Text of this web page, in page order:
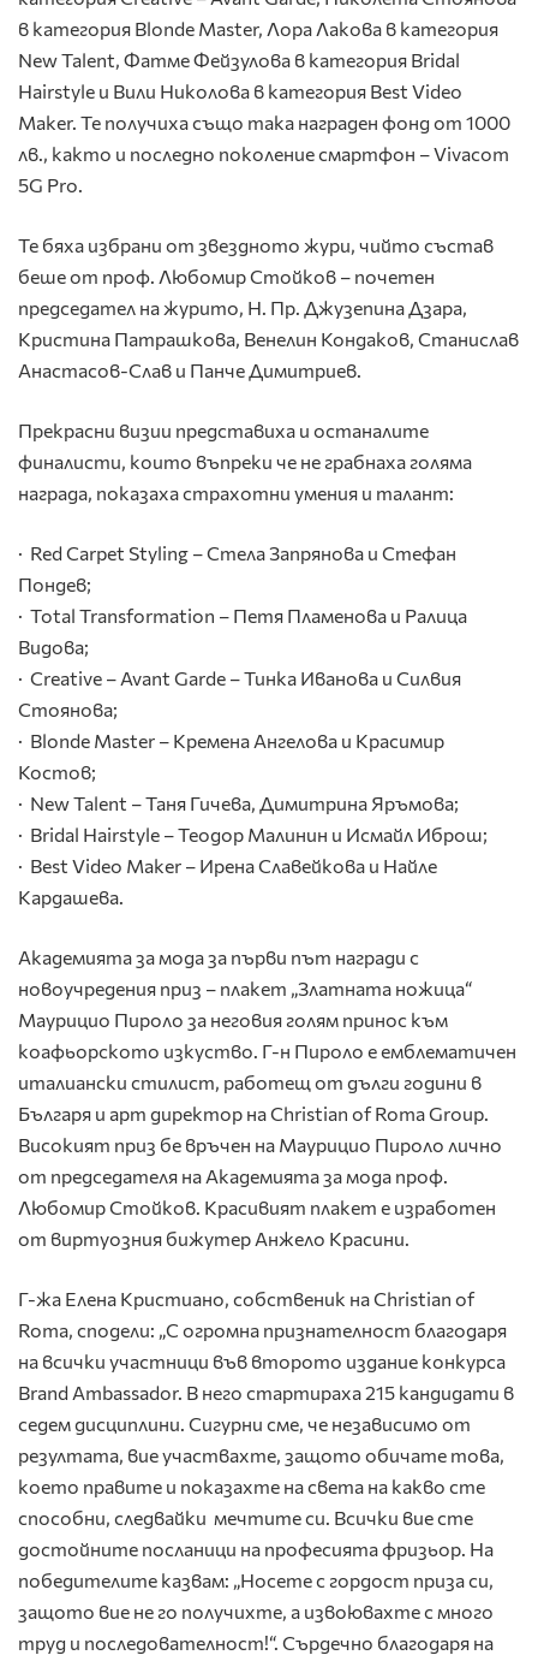
в категория Blonde Master, Лора Лакова в категория
New Talent, Фатме Фейзулова в категория Bridal
Hairstyle и Вили Николова в категория Best Video
Maker. Те получиха също така награден фонд от 1000
лв., както и последно поколение смартфон – Vivacom
5G Pro.
Те бяха избрани от звездното жури, чийто състав
беше от проф. Любомир Стойков – почетен
председател на журито, Н. Пр. Джузепина Дзара,
Кристина Патрашкова, Венелин Кондаков, Станислав
Анастасов-Слав и Панче Димитриев.
Прекрасни визии представиха и останалите
финалисти, които въпреки че не грабнаха голяма
награда, показаха страхотни умения и талант:
· Red Carpet Styling – Стела Запрянова и Стефан
Пондев;
· Total Transformation – Петя Пламенова и Ралица
Видова;
· Creative – Avant Garde – Тинка Иванова и Силвия
Стоянова;
· Blonde Master – Кремена Ангелова и Красимир
Костов;
· New Talent – Таня Гичева, Димитрина Яръмова;
· Bridal Hairstyle – Теодор Малинин и Исмайл Иброш;
· Best Video Maker – Ирена Славейкова и Найле
Кардашева.
Академията за мода за първи път награди с
новоучредения приз – плакет „Златната ножица“
Маурицио Пироло за неговия голям принос към
коафьорското изкуство. Г-н Пироло е емблематичен
италиански стилист, работещ от дълги години в
Българя и арт директор на Christian of Roma Group.
Високият приз бе връчен на Маурицио Пироло лично
от председателя на Академията за мода проф.
Любомир Стойков. Красивият плакет е изработен
от виртуозния бижутер Анжело Красини.
Г-жа Елена Кристиано, собственик на Christian of
Roma, сподели: „С огромна признателност благодаря
на всички участници във второто издание конкурса
Brand Ambassador. В него стартираха 215 кандидати в
седем дисциплини. Сигурни сме, че независимо от
резултата, вие участвахте, защото обичате това,
което правите и показахте на света на какво сте
способни, следвайки мечтите си. Всички вие сте
достойните посланици на професията фризьор. На
победителите казвам: „Носете с гордост приза си,
защото вие не го получихте, а извоювахте с много
труд и последователност!“. Сърдечно благодаря на